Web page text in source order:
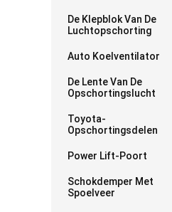
De Klepblok Van De
Luchtopschorting
Auto Koelventilator
De Lente Van De
Opschortingslucht
Toyota-
Opschortingsdelen
Power Lift-Poort
Schokdemper Met
Spoelveer